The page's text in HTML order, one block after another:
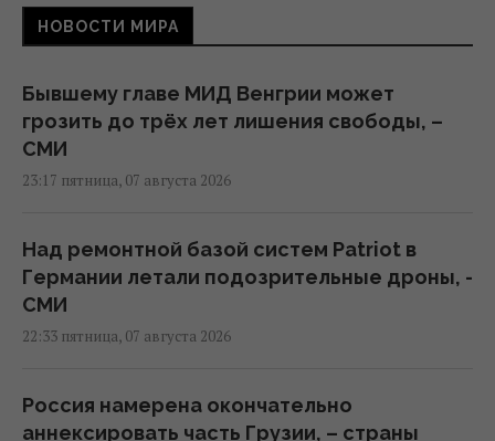
НОВОСТИ МИРА
Бывшему главе МИД Венгрии может
грозить до трёх лет лишения свободы, –
СМИ
23:17 пятница, 07 августа 2026
Над ремонтной базой систем Patriot в
Германии летали подозрительные дроны, -
СМИ
22:33 пятница, 07 августа 2026
Россия намерена окончательно
аннексировать часть Грузии, – страны